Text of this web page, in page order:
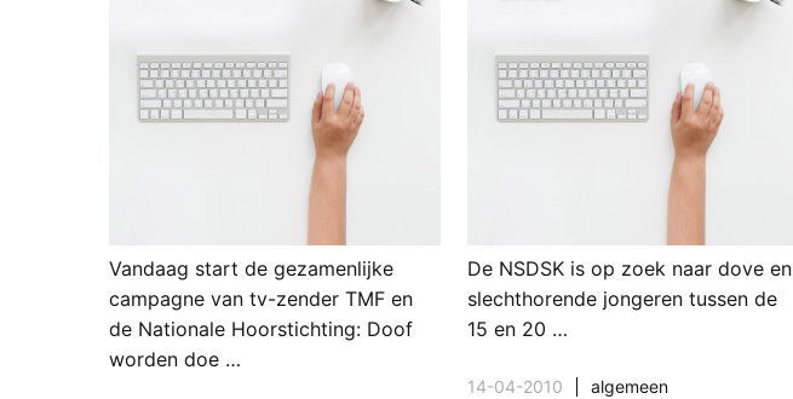
Vandaag start de gezamenlijke
campagne van tv-zender TMF en
de Nationale Hoorstichting: Doof
worden doe …
De NSDSK is op zoek naar dove en
slechthorende jongeren tussen de
15 en 20 …
14-04-2010 algemeen